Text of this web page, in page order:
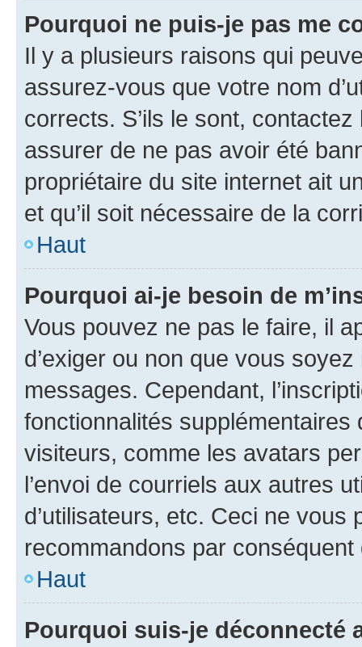
Pourquoi ne puis-je pas me
Il y a plusieurs raisons qui
assurez-vous que votre nom
corrects. S’ils le sont,
assurer de ne pas avoir été
propriétaire du site internet ait
et qu’il soit nécessaire de la
Haut
Pourquoi ai-je besoin de
Vous pouvez ne pas le faire, il
d’exiger ou non que vous
messages. Cependant,
fonctionnalités
visiteurs, comme les avatars
l’envoi de courriels aux autres
d’utilisateurs, etc. Ceci ne vous
recommandons par conséquent
Haut
Pourquoi suis-je déconnecté